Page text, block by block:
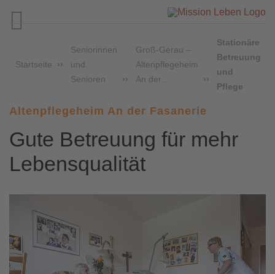

Startseite
Seniorinnen
und
Senioren
Groß-Gerau –
Altenpflegeheim
An der…
Stationäre
Betreuung
und
Pflege
Altenpflegeheim An der Fasanerie
Gute Betreuung für mehr
Lebensqualität